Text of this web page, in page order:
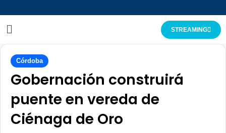
STREAMING
Córdoba
Gobernación construirá
puente en vereda de
Ciénaga de Oro